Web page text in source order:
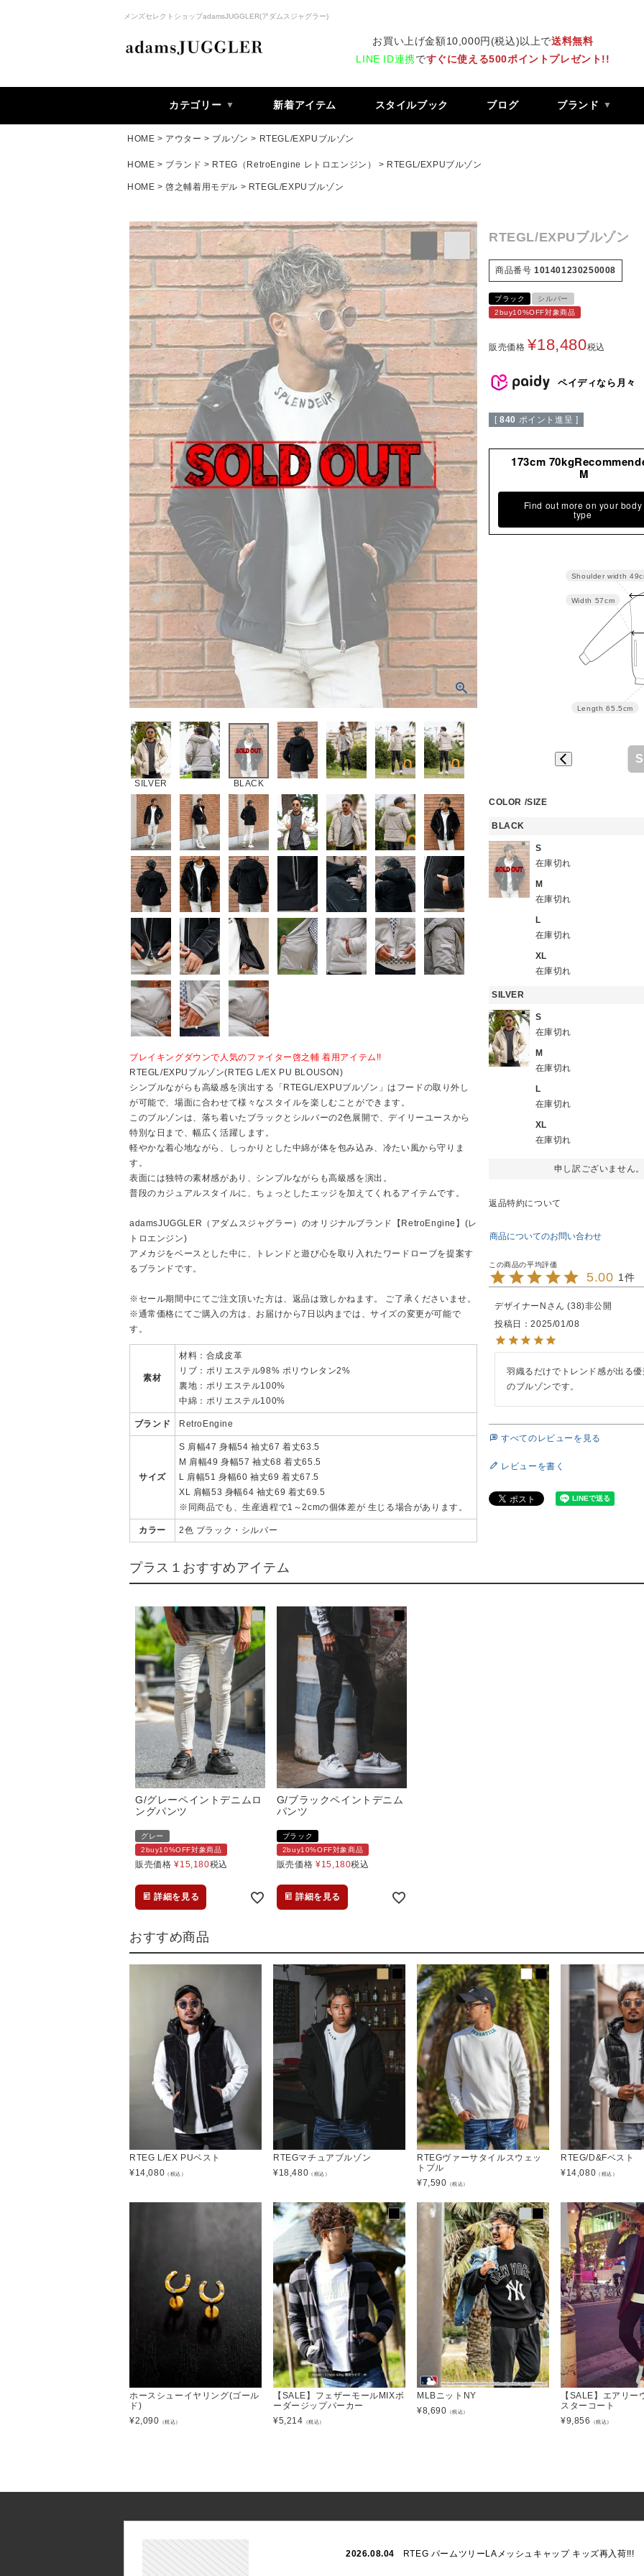
メンズセレクトショップadamsJUGGLER(アダムスジャグラー)
お買い上げ金額10,000円(税込)以上で送料無料
LINE ID連携ですぐに使える500ポイントプレゼント!!
カテゴリー 新着アイテム スタイルブック ブログ ブランド
HOME アウター ブルゾン RTEGL/EXPUブルゾン
HOME ブランド RTEG（RetroEngine レトロエンジン） RTEGL/EXPUブルゾン
HOME 啓之輔着用モデル RTEGL/EXPUブルゾン
SILVER BLACK
ブレイキングダウンで人気のファイター啓之輔 着用アイテム!!
RTEGL/EXPUブルゾン(RTEG L/EX PU BLOUSON)
シンプルながらも高級感を演出する「RTEGL/EXPUブルゾン」はフードの取り外し
が可能で、場面に合わせて様々なスタイルを楽しむことができます。
このブルゾンは、落ち着いたブラックとシルバーの2色展開で、デイリーユースから
特別な日まで、幅広く活躍します。
軽やかな着心地ながら、しっかりとした中綿が体を包み込み、冷たい風から守りま
す。
表面には独特の素材感があり、シンプルながらも高級感を演出。
普段のカジュアルスタイルに、ちょっとしたエッジを加えてくれるアイテムです。
adamsJUGGLER（アダムスジャグラー）のオリジナルブランド【RetroEngine】(レ
トロエンジン)
アメカジをベースとした中に、トレンドと遊び心を取り入れたワードローブを提案す
るブランドです。
※セール期間中にてご注文頂いた方は、返品は致しかねます。 ご了承くださいませ。
※通常価格にてご購入の方は、お届けから7日以内までは、サイズの変更が可能で
す。
素材
材料：合成皮革
リブ：ポリエステル98% ポリウレタン2%
裏地：ポリエステル100%
中綿：ポリエステル100%
ブランド RetroEngine
サイズ
S 肩幅47 身幅54 袖丈67 着丈63.5
M 肩幅49 身幅57 袖丈68 着丈65.5
L 肩幅51 身幅60 袖丈69 着丈67.5
XL 肩幅53 身幅64 袖丈69 着丈69.5
※同商品でも、生産過程で1～2cmの個体差が 生じる場合があります。
カラー 2色 ブラック・シルバー
RTEGL/EXPUブルゾン
商品番号 101401230250008
ブラック
シルバー
2buy10%OFF対象商品
販売価格 ¥18,480税込
ペイディなら月々
[ 840 ポイント進呈 ]
173cm
M
Find out more on your body
type
Length 65.5cm
Width 57cm
Shoulder width
S
COLOR SIZE
BLACK
S
在庫切れ
M
在庫切れ
L
在庫切れ
XL
在庫切れ
SILVER
S
在庫切れ
M
在庫切れ
L
在庫切れ
XL
在庫切れ
申し訳ございません
返品特約について
商品についてのお問い合わせ
5.00 1
デザイナーN 38 非公開
投稿日
2025/01/08
羽織るだけでトレンド感が出る
のブルゾンです。
すべてのレビューを見る
レビューを書く
プラス１おすすめアイテム
G/グレーペイントデニムロ
ングパンツ
グレー
2buy10%OFF対象商品
販売価格 ¥15,180税込
詳細を見る
G/ブラックペイントデニム
パンツ
ブラック
2buy10%OFF対象商品
販売価格 ¥15,180税込
詳細を見る
おすすめ商品
RTEG L/EX PUベスト
¥14,080 （税込）
RTEGマチュアブルゾン
¥18,480 （税込）
RTEGヴァーサタイルスウェッ
トプル
¥7,590 （税込）
RTEG/D&Fベスト
¥14,080 （税込）
ホースシューイヤリング(ゴール
ド)
¥2,090 （税込）
【SALE】フェザーモールMIXボ
ーダージップパーカー
¥5,214 （税込）
MLBニットNY
¥8,690 （税込）
【SALE】エアリー
スターコート
¥9,856 （税込）
2026.08.04 RTEG パームツリーLAメッシュキャップ キッズ再入荷!!!